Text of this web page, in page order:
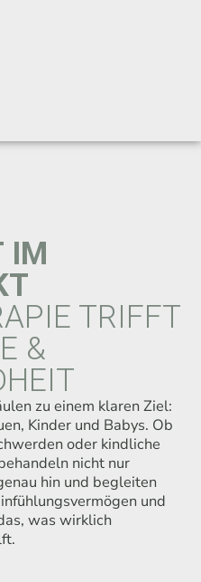
IM
TRIFFT
&
zu einem klaren Ziel:
Kinder und Babys. Ob
oder kindliche
nicht nur
hin und begleiten
und
was wirklich